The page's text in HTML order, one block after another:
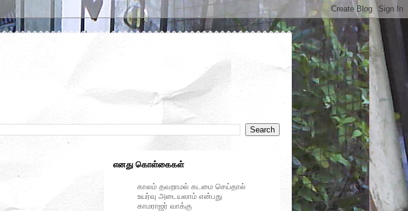
எனது கொள்கைகள்
காலம் தவறாமல் கடமை செய்தால்
உயர்வு அடையலாம் என்பது
காமராஜர் வாக்கு